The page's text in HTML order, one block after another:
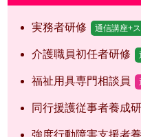
実務者研修 通信講座+
介護職員初任者研修
福祉用具専門相談員
同行援護従事者養成
強度行動障害支援者